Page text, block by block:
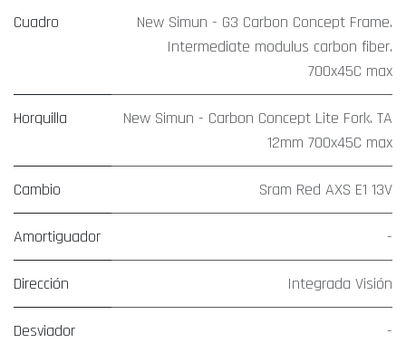
Cuadro
New Simun - G3 Carbon Concept Frame.
Intermediate modulus carbon fiber.
700x45C max
Horquilla
New Simun - Carbon Concept Lite Fork. TA
12mm 700x45C max
Cambio Sram Red AXS E1 13V
Amortiguador -
Dirección Integrada Visión
Desviador -